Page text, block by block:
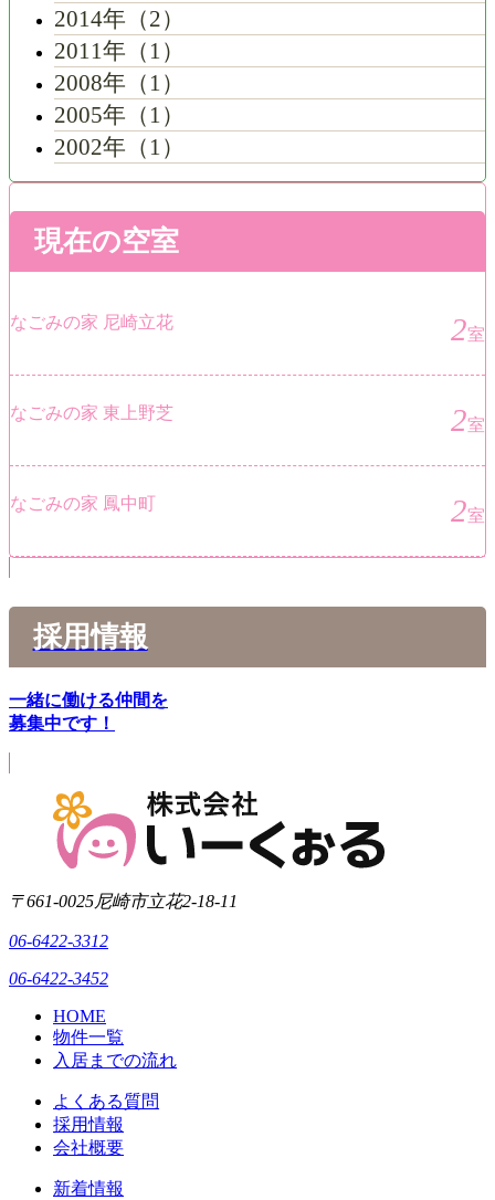
2014年（2）
2011年（1）
2008年（1）
2005年（1）
2002年（1）
現在の空室
なごみの家 尼崎立花 2室
なごみの家 東上野芝 2室
なごみの家 鳳中町 2室
採用情報
一緒に働ける仲間を
募集中です！
〒661-0025尼崎市立花2-18-11
06-6422-3312
06-6422-3452
HOME
物件一覧
入居までの流れ
よくある質問
採用情報
会社概要
新着情報